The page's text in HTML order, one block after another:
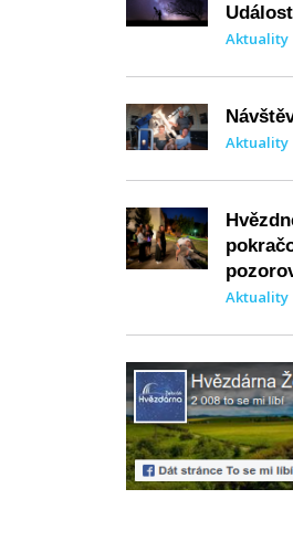
Aktuality
Aktuality
Aktuality